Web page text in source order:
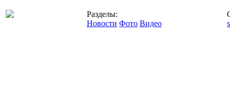
Разделы:
Новости Фото Видео